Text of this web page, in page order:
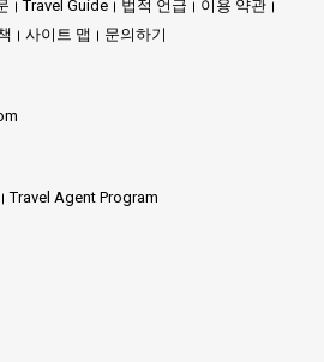
Travel Guide 법적 언급
이용 약관
사이트 맵 문의하기
Travel Agent Program